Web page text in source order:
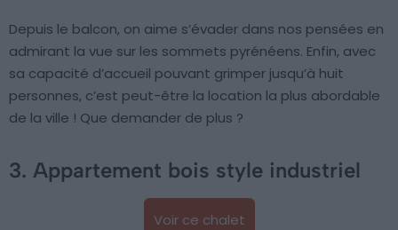
Depuis le balcon, on aime s’évader dans nos pensées en
admirant la vue sur les sommets pyrénéens. Enfin, avec
sa capacité d’accueil pouvant grimper jusqu’à huit
personnes, c’est peut-être la location la plus abordable
de la ville ! Que demander de plus ?
3. Appartement bois style industriel
Voir ce chalet